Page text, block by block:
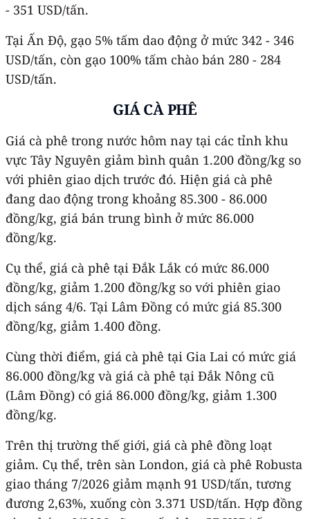
- 351 USD/tấn.
Tại Ấn Độ, gạo 5% tấm dao động ở mức 342 - 346
USD/tấn, còn gạo 100% tấm chào bán 280 - 284
USD/tấn.
GIÁ CÀ PHÊ
Giá cà phê trong nước hôm nay tại các tỉnh khu
vực Tây Nguyên giảm bình quân 1.200 đồng/kg so
với phiên giao dịch trước đó. Hiện giá cà phê
đang dao động trong khoảng 85.300 - 86.000
đồng/kg, giá bán trung bình ở mức 86.000
đồng/kg.
Cụ thể, giá cà phê tại Đắk Lắk có mức 86.000
đồng/kg, giảm 1.200 đồng/kg so với phiên giao
dịch sáng 4/6. Tại Lâm Đồng có mức giá 85.300
đồng/kg, giảm 1.400 đồng.
Cùng thời điểm, giá cà phê tại Gia Lai có mức giá
86.000 đồng/kg và giá cà phê tại Đắk Nông cũ
(Lâm Đồng) có giá 86.000 đồng/kg, giảm 1.300
đồng/kg.
Trên thị trường thế giới, giá cà phê đồng loạt
giảm. Cụ thể, trên sàn London, giá cà phê Robusta
giao tháng 7/2026 giảm mạnh 91 USD/tấn, tương
đương 2,63%, xuống còn 3.371 USD/tấn. Hợp đồng